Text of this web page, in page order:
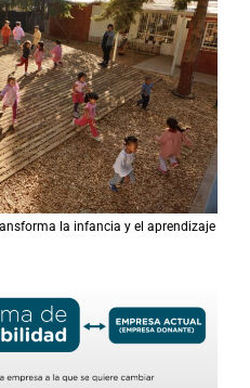
la infancia y el aprendizaje